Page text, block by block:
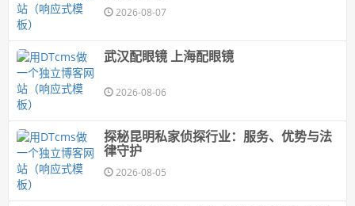
2026-08-07
武汉配眼镜 上海配眼镜
2026-08-06
探秘昆明私家侦探行业：服务、优势与法
律守护
2026-08-05